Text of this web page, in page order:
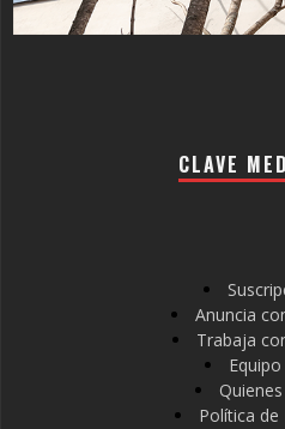
CLAVE
Anuncia
Trabaja
Equipo
Política de